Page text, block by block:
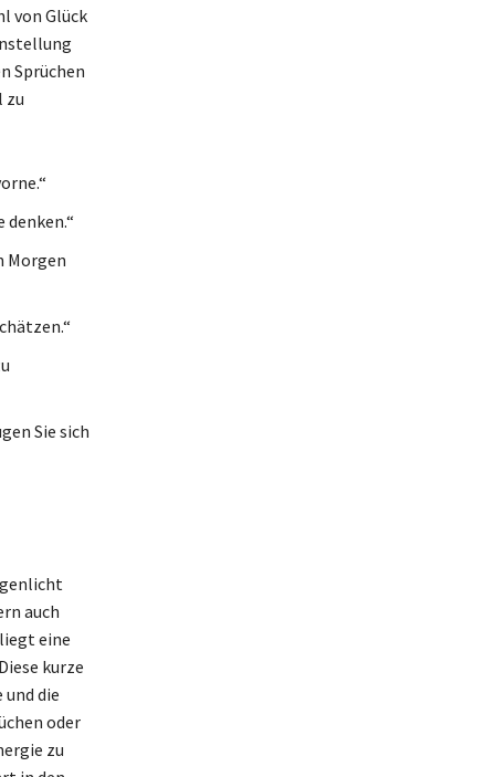
von Glück
Sprüchen
zu
denken.“
Morgen
Sie sich
auch
eine
kurze
und die
oder
zu